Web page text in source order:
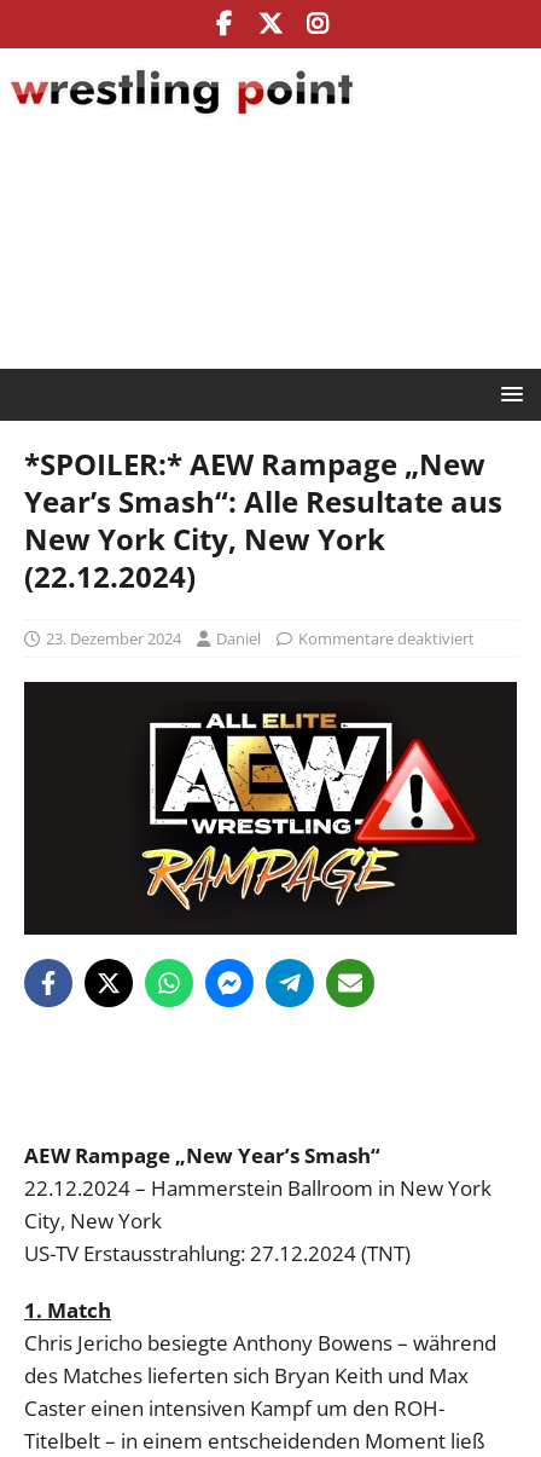
*SPOILER:* AEW Rampage „New
Year’s Smash“: Alle Resultate aus
New York City, New York
(22.12.2024)
23. Dezember 2024 Daniel Kommentare deaktiviert
AEW Rampage „New Year’s Smash“
22.12.2024 – Hammerstein Ballroom in New York
City, New York
US-TV Erstausstrahlung: 27.12.2024 (TNT)
1. Match
Chris Jericho besiegte Anthony Bowens – während
des Matches lieferten sich Bryan Keith und Max
Caster einen intensiven Kampf um den ROH-
Titelbelt – in einem entscheidenden Moment ließ